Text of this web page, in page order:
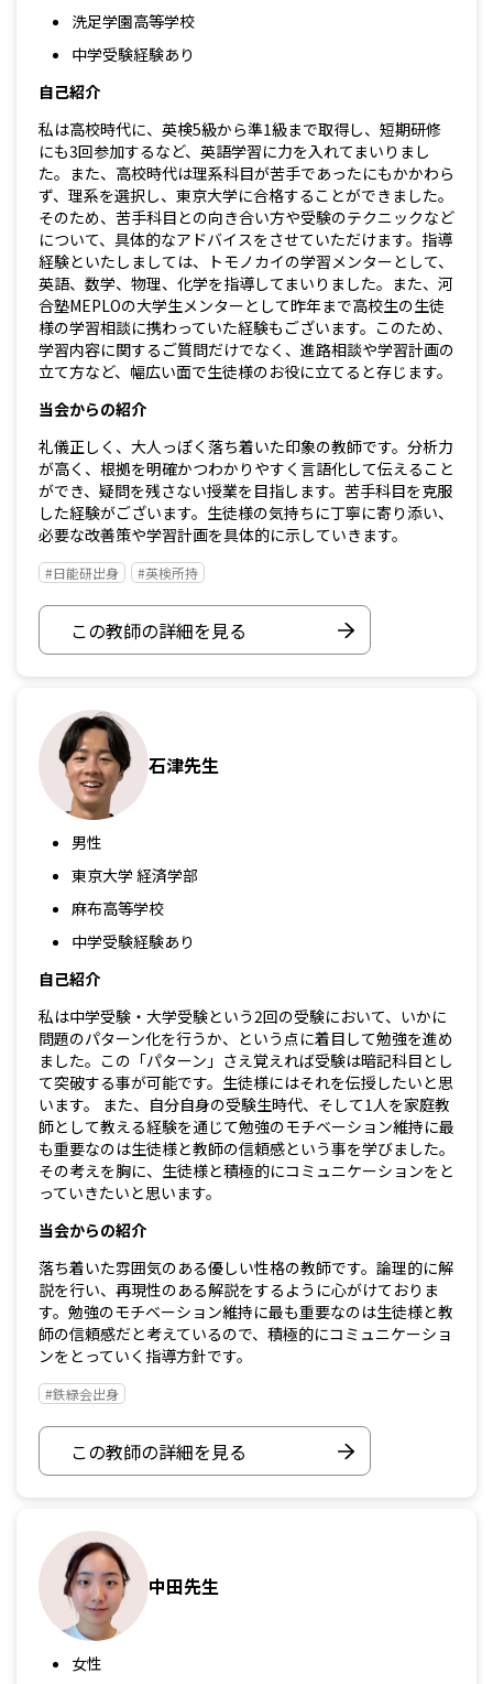
洗足学園高等学校
中学受験経験あり
自己紹介
私は高校時代に、英検5級から準1級まで取得し、短期研修
にも3回参加するなど、英語学習に力を入れてまいりまし
た。また、高校時代は理系科目が苦手であったにもかかわら
ず、理系を選択し、東京大学に合格することができました。
そのため、苦手科目との向き合い方や受験のテクニックなど
について、具体的なアドバイスをさせていただけます。指導
経験といたしましては、トモノカイの学習メンターとして、
英語、数学、物理、化学を指導してまいりました。また、河
合塾MEPLOの大学生メンターとして昨年まで高校生の生徒
様の学習相談に携わっていた経験もございます。このため、
学習内容に関するご質問だけでなく、進路相談や学習計画の
立て方など、幅広い面で生徒様のお役に立てると存じます。
当会からの紹介
礼儀正しく、大人っぽく落ち着いた印象の教師です。分析力
が高く、根拠を明確かつわかりやすく言語化して伝えること
ができ、疑問を残さない授業を目指します。苦手科目を克服
した経験がございます。生徒様の気持ちに丁寧に寄り添い、
必要な改善策や学習計画を具体的に示していきます。
#日能研出身 #英検所持
この教師の詳細を見る
石津先生
男性
東京大学 経済学部
麻布高等学校
中学受験経験あり
自己紹介
私は中学受験・大学受験という2回の受験において、いかに
問題のパターン化を行うか、という点に着目して勉強を進め
ました。この「パターン」さえ覚えれば受験は暗記科目とし
て突破する事が可能です。生徒様にはそれを伝授したいと思
います。 また、自分自身の受験生時代、そして1人を家庭教
師として教える経験を通じて勉強のモチベーション維持に最
も重要なのは生徒様と教師の信頼感という事を学びました。
その考えを胸に、生徒様と積極的にコミュニケーションをと
っていきたいと思います。
当会からの紹介
落ち着いた雰囲気のある優しい性格の教師です。論理的に解
説を行い、再現性のある解説をするように心がけておりま
す。勉強のモチベーション維持に最も重要なのは生徒様と教
師の信頼感だと考えているので、積極的にコミュニケーショ
ンをとっていく指導方針です。
#鉄緑会出身
この教師の詳細を見る
中田先生
女性